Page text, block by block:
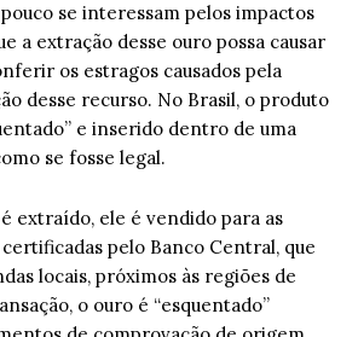
se interessam pelos impactos
a extração desse ouro possa causar
os estragos causados pela
desse recurso. No Brasil, o produto
e inserido dentro de uma
se fosse legal.
extraído, ele é vendido para as
pelo Banco Central, que
locais, próximos às regiões de
o ouro é “esquentado”